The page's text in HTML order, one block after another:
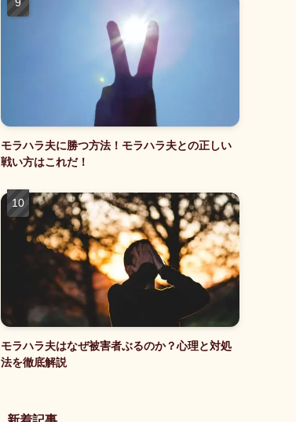
モラハラ夫に勝つ方法！モラハラ夫との正しい
戦い方はこれだ！
モラハラ夫はなぜ被害者ぶるのか？心理と対処
法を徹底解説